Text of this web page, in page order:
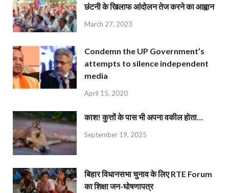
छंटनी के खिलाफ आंदोलन तेज करने का आह्वान
March 27, 2023
Condemn the UP Government’s
attempts to silence independent
media
April 15, 2020
काश! कुत्तों के पास भी अपना वकील होता…
September 19, 2025
बिहार विधानसभा चुनाव के लिए RTE Forum
का शिक्षा जन-घोषणापत्र